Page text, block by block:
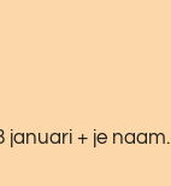
januari + je naam.